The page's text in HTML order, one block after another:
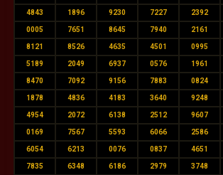
4843 1896 9230 7227 2392
0005 7651 8645 7940 2161
8121 8526 4635 4501 0995
5189 2049 6937 0576 1961
8470 7092 9156 7883 0824
1878 4836 4183 3640 9248
4954 2072 6138 2512 9607
0169 7567 5593 6066 2586
6054 6213 0076 0837 4651
7835 6348 6186 2979 3748